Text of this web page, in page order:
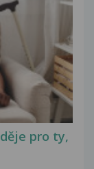
pro ty,